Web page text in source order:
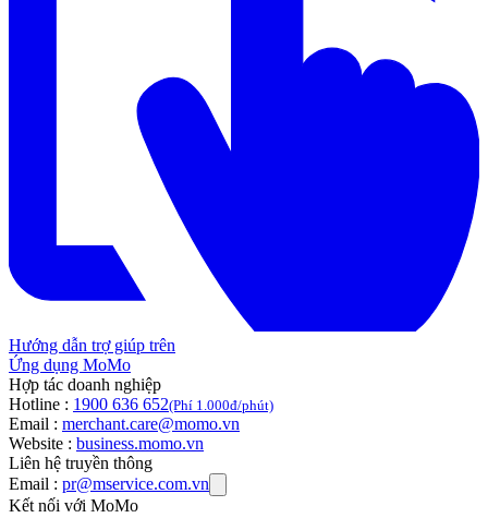
Hướng dẫn trợ giúp trên
Ứng dụng MoMo
Hợp tác doanh nghiệp
Hotline : 1900 636 652(Phí 1.000đ/phút)
Email : merchant.care@momo.vn
Website : business.momo.vn
Liên hệ truyền thông
Email : pr@mservice.com.vn
Kết nối với MoMo